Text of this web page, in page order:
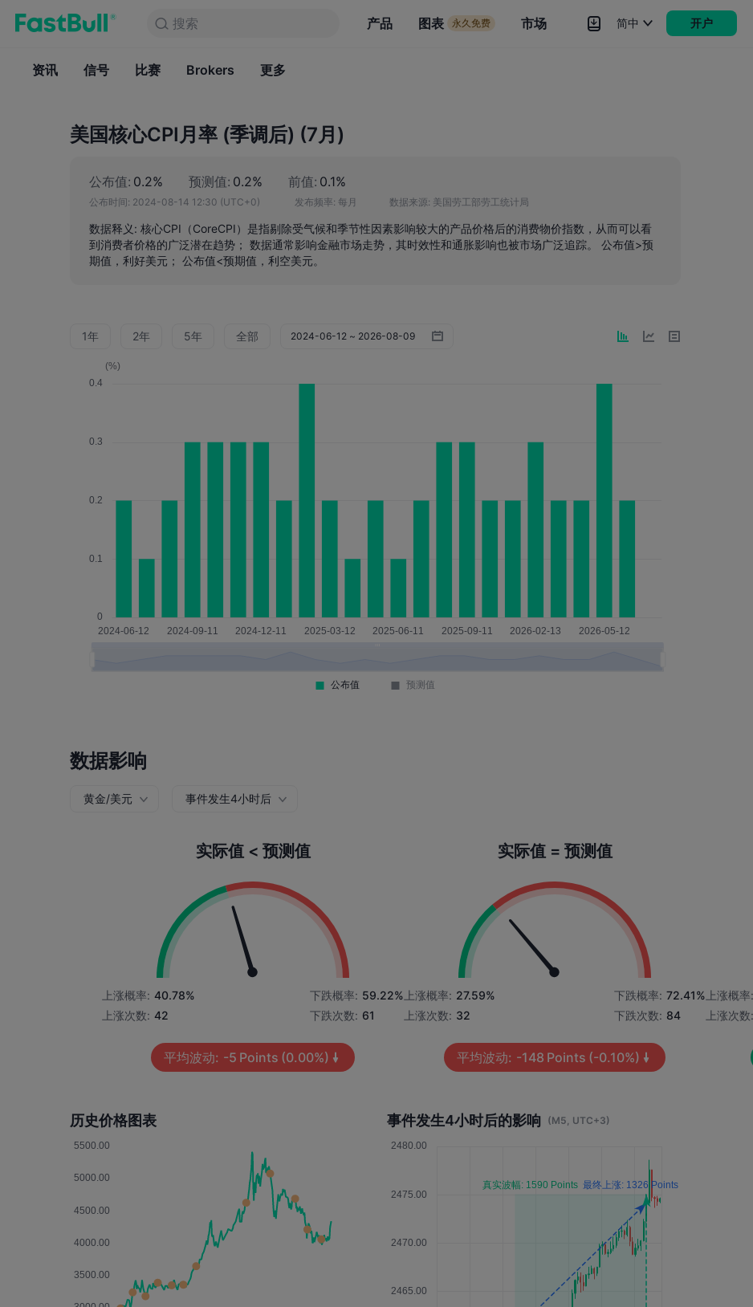
搜索 产品 图表 永久免费 市场
资讯 信号
简中 开户
搜索
资讯 信号 比赛 Brokers 更多
美国核心CPI月率 (季调后) (7月)
公布值: 0.2% 预测值: 0.2% 前值: 0.1%
公布时间: 2024-08-14 12:30 (UTC+0) 发布频率: 每月 数据来源: 美国劳工部劳工统计局
数据释义: 核心CPI（CoreCPI）是指剔除受气候和季节性因素影响较大的产品价格后的消费物价指数，从而可以看
到消费者价格的广泛潜在趋势； 数据通常影响金融市场走势，其时效性和通胀影响也被市场广泛追踪。 公布值>预
期值，利好美元； 公布值<预期值，利空美元。
1年 2年 5年 全部
数据影响
黄金/美元 事件发生4小时后
实际值 < 预测值
上涨概率: 40.78%
上涨次数: 42
下跌概率: 59.22%
下跌次数: 61
平均波动: -5 Points (0.00%)
实际值 = 预测值
上涨概率: 27.59%
上涨次数: 32
下跌概率: 72.41%
下跌次数: 84
平均波动: -148 Points (-0.10%)
上涨概
上涨次
历史价格图表 事件发生4小时后的影响 (M5, UTC+3)